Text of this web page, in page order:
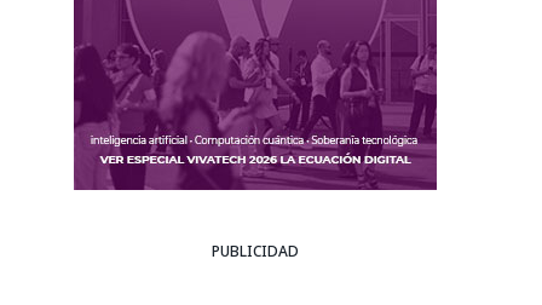
PUBLICIDAD